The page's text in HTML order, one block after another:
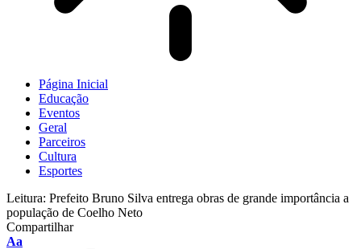
Página Inicial
Educação
Eventos
Geral
Parceiros
Cultura
Esportes
Leitura: Prefeito Bruno Silva entrega obras de grande importância a
população de Coelho Neto
Compartilhar
Aa